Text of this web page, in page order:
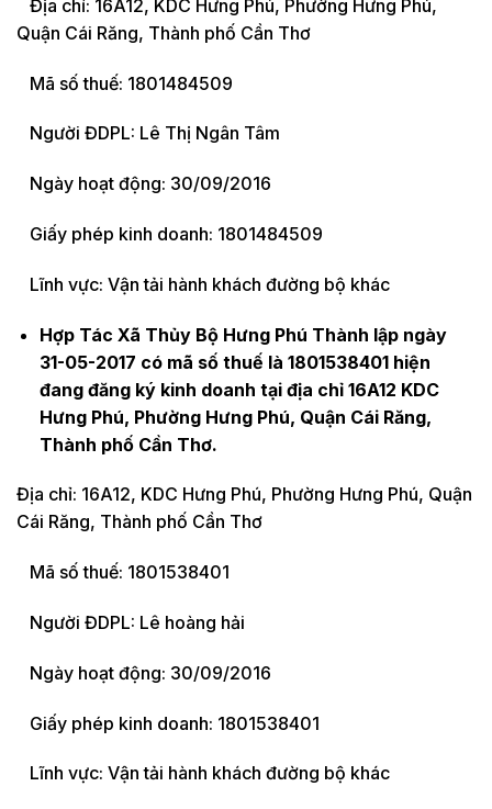
Địa chỉ: 16A12, KDC Hưng Phú, Phường Hưng Phú,
Quận Cái Răng, Thành phố Cần Thơ
Mã số thuế: 1801484509
Người ĐDPL: Lê Thị Ngân Tâm
Ngày hoạt động: 30/09/2016
Giấy phép kinh doanh: 1801484509
Lĩnh vực: Vận tải hành khách đường bộ khác
Hợp Tác Xã Thủy Bộ Hưng Phú Thành lập ngày
31-05-2017 có mã số thuế là 1801538401 hiện
đang đăng ký kinh doanh tại địa chỉ 16A12 KDC
Hưng Phú, Phường Hưng Phú, Quận Cái Răng,
Thành phố Cần Thơ.
Địa chỉ: 16A12, KDC Hưng Phú, Phường Hưng Phú, Quận
Cái Răng, Thành phố Cần Thơ
Mã số thuế: 1801538401
Người ĐDPL: Lê hoàng hải
Ngày hoạt động: 30/09/2016
Giấy phép kinh doanh: 1801538401
Lĩnh vực: Vận tải hành khách đường bộ khác